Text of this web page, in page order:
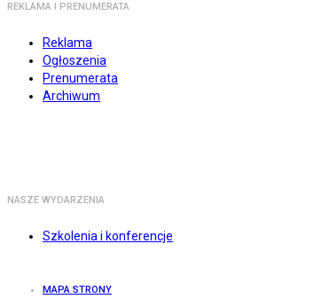
REKLAMA I PRENUMERATA
Reklama
Ogłoszenia
Prenumerata
Archiwum
NASZE WYDARZENIA
Szkolenia i konferencje
MAPA STRONY